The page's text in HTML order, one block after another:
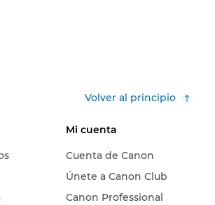
Volver al principio
Mi cuenta
Cuenta de Canon
Únete a Canon Club
Canon Professional